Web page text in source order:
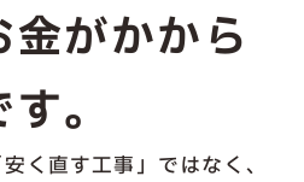
がかから
。
く直す工事」ではなく、